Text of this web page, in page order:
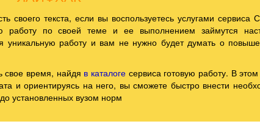
своего текста, если вы воспользуетесь услугами сервиса
работу по своей теме и ее выполнением займутся
работу и вам не нужно будет думать о
свое время, найдя в каталоге сервиса готовую работу. В
и ориентируясь на него, вы сможете быстро внести
установленных вузом норм